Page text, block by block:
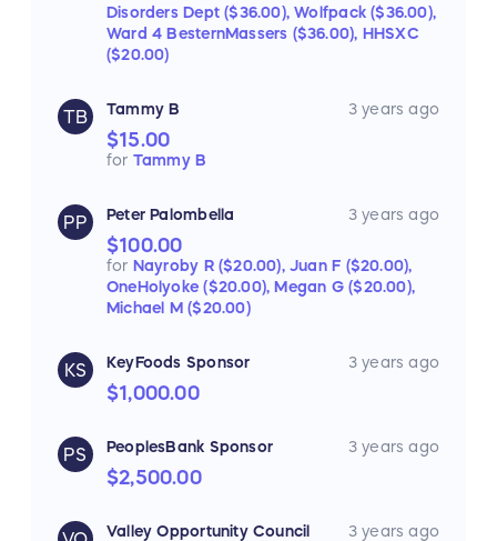
Disorders Dept ($36.00),Wolfpack ($36.00),
Ward 4 BesternMassers ($36.00), HHSXC
($20.00)
TB Tammy B 3 years ago
$15.00
for Tammy B
PP Peter Palombella 3 years ago
$100.00
for Nayroby R ($20.00), Juan F ($20.00),
OneHolyoke ($20.00),Megan G ($20.00),
Michael M ($20.00)
KS KeyFoods Sponsor 3 years ago
$1,000.00
PS PeoplesBank Sponsor 3 years ago
$2,500.00
Valley Opportunity Council 3 years ago